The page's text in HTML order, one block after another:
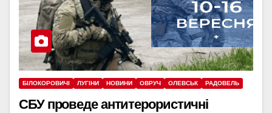
БІЛОКОРОВИЧІ ЛУГІНИ НОВИНИ ОВРУЧ ОЛЕВСЬК РАДОВЕЛЬ
СБУ проведе антитерористичні